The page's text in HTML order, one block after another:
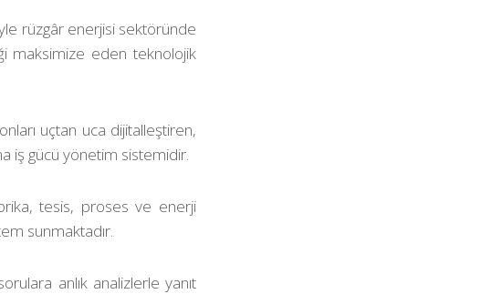
rüzgâr enerjisi sektöründe
maksimize eden teknolojik
uçtan uca dijitalleştiren,
iş gücü yönetim sistemidir.
tesis, proses ve enerji
sunmaktadır.
anlık analizlerle yanıt